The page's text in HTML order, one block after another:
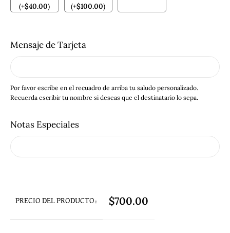
(+$40.00) (+$100.00)
Mensaje de Tarjeta
Por favor escribe en el recuadro de arriba tu saludo personalizado.
Recuerda escribir tu nombre si deseas que el destinatario lo sepa.
Notas Especiales
PRECIO DEL PRODUCTO: $700.00